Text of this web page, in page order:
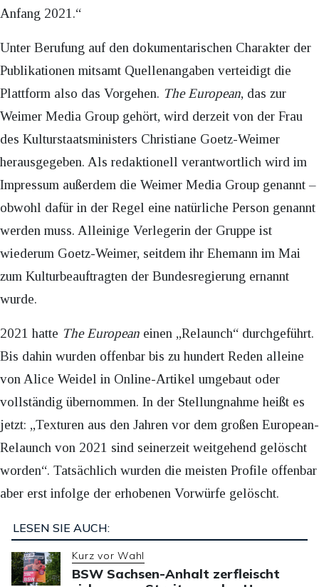
Anfang 2021.“
Unter Berufung auf den dokumentarischen Charakter der
Publikationen mitsamt Quellenangaben verteidigt die
Plattform also das Vorgehen. The European, das zur
Weimer Media Group gehört, wird derzeit von der Frau
des Kulturstaatsministers Christiane Goetz-Weimer
herausgegeben. Als redaktionell verantwortlich wird im
Impressum außerdem die Weimer Media Group genannt –
obwohl dafür in der Regel eine natürliche Person genannt
werden muss. Alleinige Verlegerin der Gruppe ist
wiederum Goetz-Weimer, seitdem ihr Ehemann im Mai
zum Kulturbeauftragten der Bundesregierung ernannt
wurde.
2021 hatte The European einen „Relaunch“ durchgeführt.
Bis dahin wurden offenbar bis zu hundert Reden alleine
von Alice Weidel in Online-Artikel umgebaut oder
vollständig übernommen. In der Stellungnahme heißt es
jetzt: „Texturen aus den Jahren vor dem großen European-
Relaunch von 2021 sind seinerzeit weitgehend gelöscht
worden“. Tatsächlich wurden die meisten Profile offenbar
aber erst infolge der erhobenen Vorwürfe gelöscht.
LESEN SIE AUCH:
Kurz vor Wahl
BSW Sachsen-Anhalt zerfleischt